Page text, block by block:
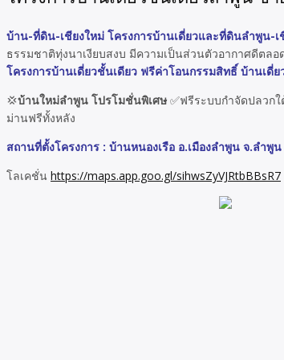
บ้าน-ที่ดิน-เชียงใหม่ โครงการบ้านเดี่ยวและที่ดินลำพูน
ธรรมชาติทุ่งนาเงียบสงบ มีความเป็นส่วนตัวอากาศดีตลอ
โครงการบ้านเดี่ยวชั้นเดียว ฟรีค่าโอนกรรมสิทธิ์ บ้านเดี่
💢บ้านใหม่ลำพูน โปรโมชั่นพิเศษ ✅ฟรีระบบกำจัดปลวก
ม่านฟรีทั้งหลัง
สถานที่ตั้งโครงการ : บ้านหนองเรือ อ.เมืองลำพูน จ.ลำพูน
โลเคชั่น https://maps.app.goo.gl/sihwsZyVJRtbBBsR7